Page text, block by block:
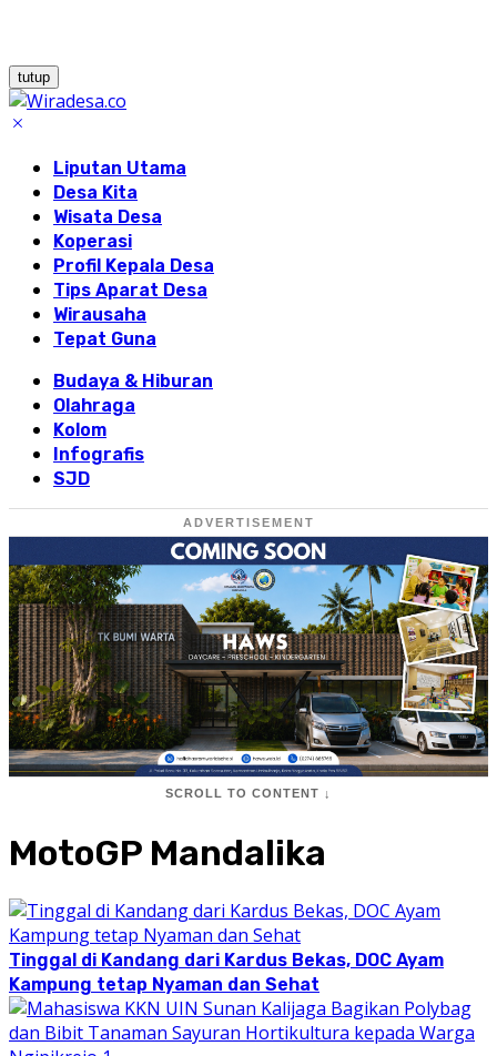
tutup
Liputan Utama
Desa Kita
Wisata Desa
Koperasi
Profil Kepala Desa
Tips Aparat Desa
Wirausaha
Tepat Guna
Budaya & Hiburan
Olahraga
Kolom
Infografis
SJD
ADVERTISEMENT
SCROLL TO CONTENT ↓
MotoGP Mandalika
Tinggal di Kandang dari Kardus Bekas, DOC Ayam
Kampung tetap Nyaman dan Sehat